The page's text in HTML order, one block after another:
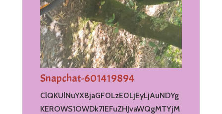
Snapchat-601419894
ClQKUlNuYXBjaGF0LzE0LjEyLjAuNDYg
KEROWS1OWDk7IEFuZHJvaWQgMTYjM